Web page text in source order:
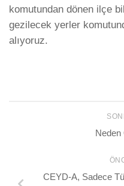
komutundan dönen ilçe
gezilecek yerler
alıyoruz.
Neden
CEYD-A, Sadece